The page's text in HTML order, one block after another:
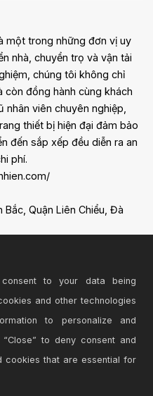
một trong những đơn vị uy
nhà, chuyển trọ và vận tải
chúng tôi không chỉ
còn đồng hành cùng khách
viên chuyên nghiệp,
thiết bị hiện đại đảm bảo
đến sắp xếp đều diễn ra an
phí.
Bắc, Quận Liên Chiểu, Đà
consent to your data being
and other technologies
to personalize and
to deny consent and
cookies that are essential for